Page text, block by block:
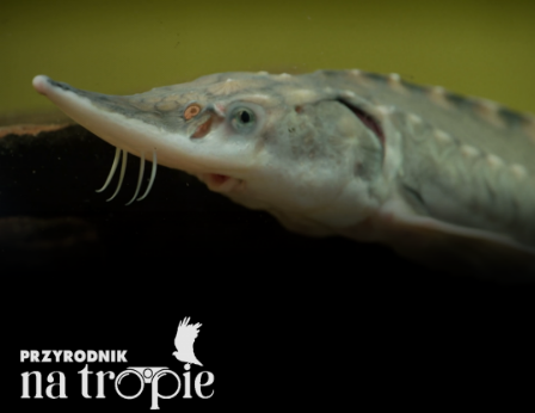
Przyrodnik na tropie